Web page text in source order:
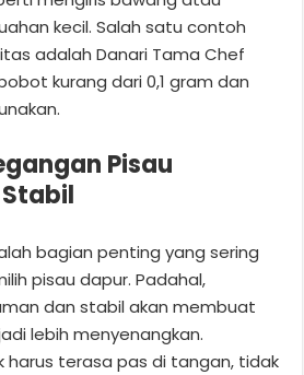
kecil. Salah satu contoh
adalah Danari Tama Chef
kurang dari 0,1 gram dan
Pisau
bagian penting yang sering
pisau dapur. Padahal,
dan stabil akan membuat
lebih menyenangkan.
harus terasa pas di tangan, tidak